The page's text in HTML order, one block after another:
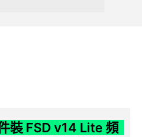
裝 FSD v14 Lite 頻